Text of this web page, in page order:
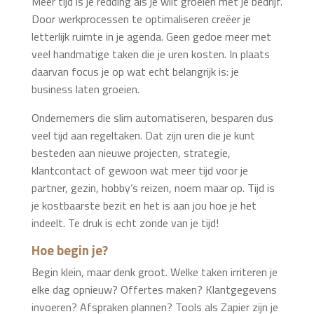
Door werkprocessen te optimaliseren creëer je
letterlijk ruimte in je agenda. Geen gedoe meer met
veel handmatige taken die je uren kosten. In plaats
daarvan focus je op wat echt belangrijk is: je
business laten groeien.
Ondernemers die slim automatiseren, besparen dus
veel tijd aan regeltaken. Dat zijn uren die je kunt
besteden aan nieuwe projecten, strategie,
klantcontact of gewoon wat meer tijd voor je
partner, gezin, hobby’s reizen, noem maar op. Tijd is
je kostbaarste bezit en het is aan jou hoe je het
indeelt. Te druk is echt zonde van je tijd!
Hoe begin je?
Begin klein, maar denk groot. Welke taken irriteren je
elke dag opnieuw? Offertes maken? Klantgegevens
invoeren? Afspraken plannen? Tools als Zapier zijn je